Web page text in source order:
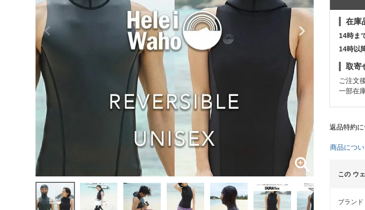
在庫
14時ま
14時以
取寄
ご注文
一部在
返品特約
商品につ
この ウ
ブランド